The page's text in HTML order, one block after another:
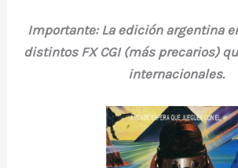
Importante: La edición argentina
distintos FX CGI (más precarios)
internacionales.